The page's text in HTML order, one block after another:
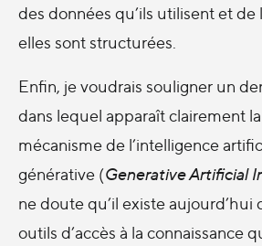
des données qu’ils utilisent et
elles sont structurées.
Enfin, je voudrais souligner un
dans lequel apparaît clairement
mécanisme de l’intelligence
générative (Generative Artificial
ne doute qu’il existe aujourd’hui
outils d’accès à la connaissance